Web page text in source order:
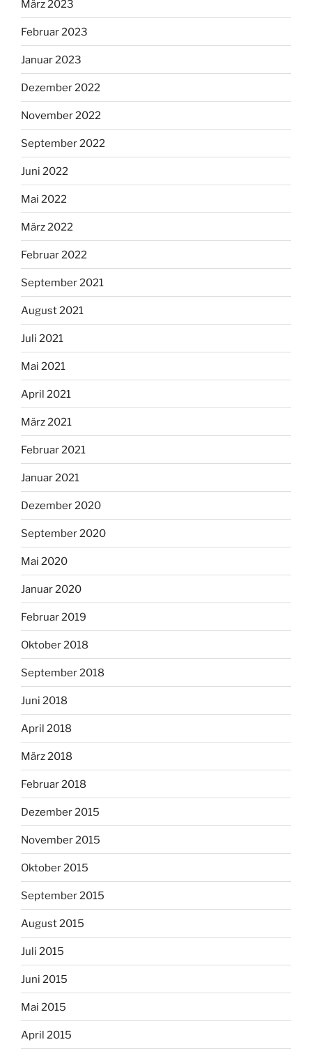
März 2023
Februar 2023
Januar 2023
Dezember 2022
November 2022
September 2022
Juni 2022
Mai 2022
März 2022
Februar 2022
September 2021
August 2021
Juli 2021
Mai 2021
April 2021
März 2021
Februar 2021
Januar 2021
Dezember 2020
September 2020
Mai 2020
Januar 2020
Februar 2019
Oktober 2018
September 2018
Juni 2018
April 2018
März 2018
Februar 2018
Dezember 2015
November 2015
Oktober 2015
September 2015
August 2015
Juli 2015
Juni 2015
Mai 2015
April 2015